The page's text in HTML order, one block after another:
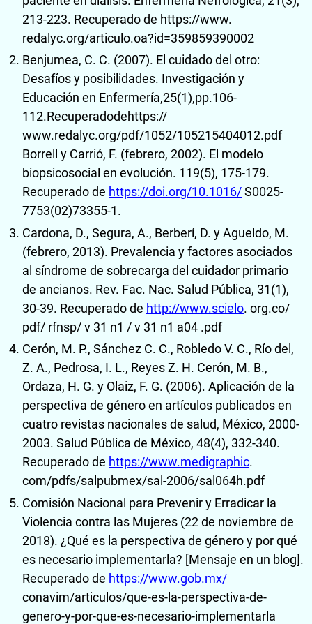
213-223. Recuperado de https://www.
redalyc.org/articulo.oa?id=359859390002
Benjumea, C. C. (2007). El cuidado del otro:
Desafíos y posibilidades. Investigación y
Educación en Enfermería,25(1),pp.106-
112.Recuperadodehttps://
www.redalyc.org/pdf/1052/105215404012.pdf
Borrell y Carrió, F. (febrero, 2002). El modelo
biopsicosocial en evolución. 119(5), 175-179.
Recuperado de https://doi.org/10.1016/S0025-
7753(02)73355-1.
Cardona, D., Segura, A., Berberí, D. y Agueldo, M.
(febrero, 2013). Prevalencia y factores asociados
al síndrome de sobrecarga del cuidador primario
de ancianos. Rev. Fac. Nac. Salud Pública, 31(1),
30-39. Recuperado de http://www.scielo. org.co/
pdf/ rfnsp/ v 31 n1 / v 31 n1 a04 .pdf
Cerón, M. P., Sánchez C. C., Robledo V. C., Río del,
Z. A., Pedrosa, I. L., Reyes Z. H. Cerón, M. B.,
Ordaza, H. G. y Olaiz, F. G. (2006). Aplicación de la
perspectiva de género en artículos publicados en
cuatro revistas nacionales de salud, México, 2000-
2003. Salud Pública de México, 48(4), 332-340.
Recuperado de https://www.medigraphic.
com/pdfs/salpubmex/sal-2006/sal064h.pdf
Comisión Nacional para Prevenir y Erradicar la
Violencia contra las Mujeres (22 de noviembre de
2018). ¿Qué es la perspectiva de género y por qué
es necesario implementarla? [Mensaje en un blog].
Recuperado de https://www.gob.mx/
conavim/articulos/que-es-la-perspectiva-de-
genero-y-por-que-es-necesario-implementarla